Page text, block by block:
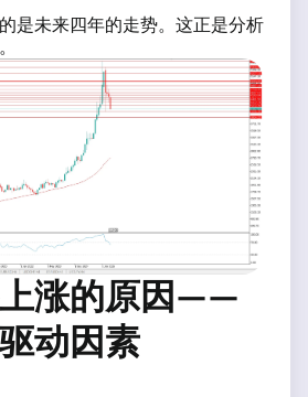
是未来四年的走势。这正是分析
涨的原因——
动因素